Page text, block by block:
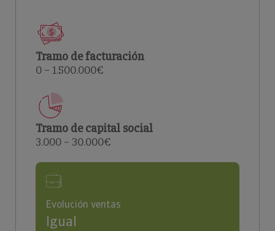
Tramo de facturación
0 – 1.500.000€
Tramo de capital social
3.000 – 30.000€
Evolución ventas
Igual